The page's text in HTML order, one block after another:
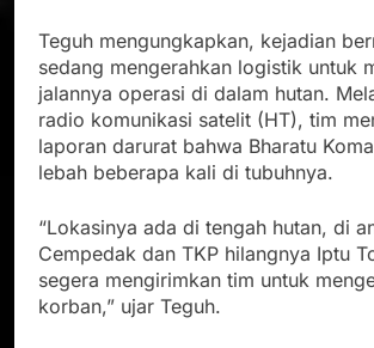
Teguh mengungkapkan, kejadian
sedang mengerahkan logistik untuk
jalannya operasi di dalam hutan.
radio komunikasi satelit (HT), tim
laporan darurat bahwa Bharatu
lebah beberapa kali di tubuhnya.
“Lokasinya ada di tengah hutan, di
Cempedak dan TKP hilangnya Iptu
segera mengirimkan tim untuk
korban,” ujar Teguh.